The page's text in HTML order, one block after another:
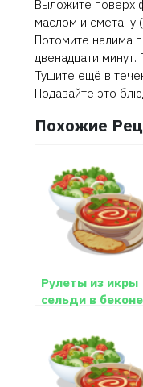
Выложите поверх
маслом и сметану
Потомите налима
двенадцати
Тушите ещё в
Подавайте это
Похожие
Рулеты из икры
сельди в беконе